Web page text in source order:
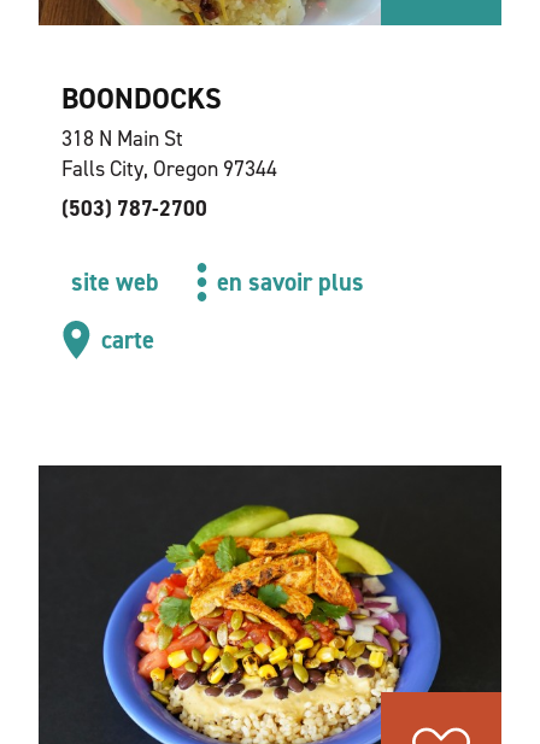
BOONDOCKS
318 N Main St
Falls City, Oregon 97344
(503) 787-2700
site web
en savoir plus
carte